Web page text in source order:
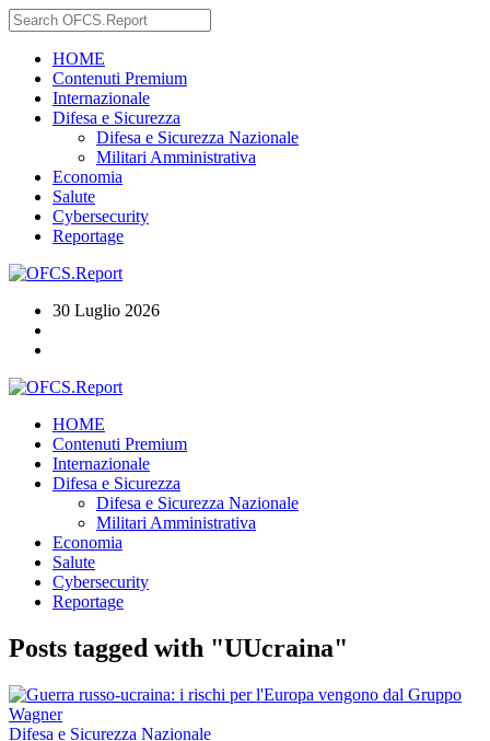
HOME
Contenuti Premium
Internazionale
Difesa e Sicurezza
Difesa e Sicurezza Nazionale
Militari Amministrativa
Economia
Salute
Cybersecurity
Reportage
30 Luglio 2026
HOME
Contenuti Premium
Internazionale
Difesa e Sicurezza
Difesa e Sicurezza Nazionale
Militari Amministrativa
Economia
Salute
Cybersecurity
Reportage
Posts tagged with "UUcraina"
Difesa e Sicurezza Nazionale